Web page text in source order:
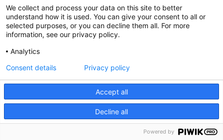
FAQ
FDP in the News
Partners
Square, Suite 900
Boston, MA 02114
Threads
2026 The Family Dinner Project
We collect and process your data on this site to better
understand how it is used. You can give your consent to all or
selected purposes, or you can decline them all. For more
information, see our privacy policy.
Analytics
Accept all
Decline all
Consent details Privacy policy
Powered by